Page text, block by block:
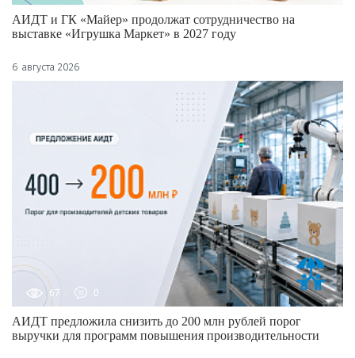
АИДТ и ГК «Майер» продолжат сотрудничество на
выставке «Игрушка Маркет» в 2027 году
6 августа 2026
67 0
АИДТ предложила снизить до 200 млн рублей порог
выручки для программ повышения производительности